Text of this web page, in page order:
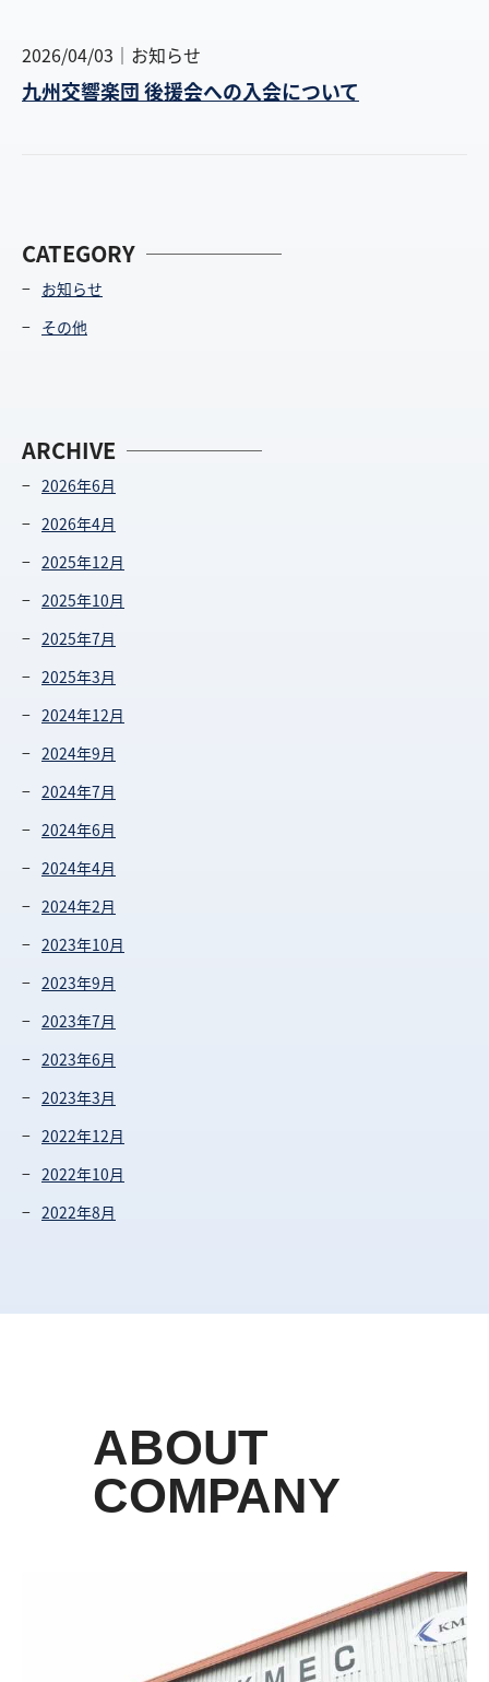
2026/04/03 お知らせ
九州交響楽団 後援会への入会について
CATEGORY
お知らせ
その他
ARCHIVE
2026年6月
2026年4月
2025年12月
2025年10月
2025年7月
2025年3月
2024年12月
2024年9月
2024年7月
2024年6月
2024年4月
2024年2月
2023年10月
2023年9月
2023年7月
2023年6月
2023年3月
2022年12月
2022年10月
2022年8月
ABOUT
COMPANY